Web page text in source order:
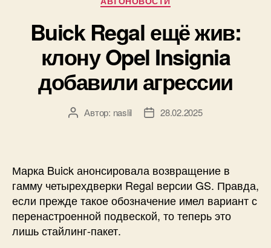
Buick Regal ещё жив:
клону Opel Insignia
добавили агрессии
АвторАвтор: naslil
Дата28.02.2025
Марка Buick анонсировала возвращение в
гамму четырехдверки Regal версии GS. Правда,
если прежде такое обозначение имел вариант с
перенастроенной подвеской, то теперь это
лишь стайлинг-пакет.